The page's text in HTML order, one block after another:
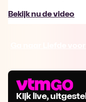
Bekijk nu de video
Kijk live,